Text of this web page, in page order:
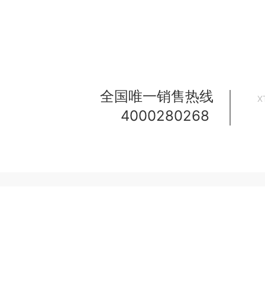
咨询热线
全国唯一销售热线
4000280268